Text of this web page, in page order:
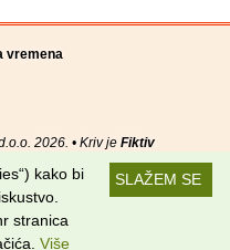
vremena
2026. • Kriv je Fiktiv
RSS kanali
na:
SLAŽEM SE
kako bi
stranica
Više